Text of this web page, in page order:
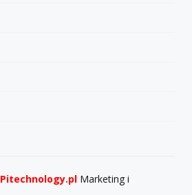
Pitechnology.pl Marketing i